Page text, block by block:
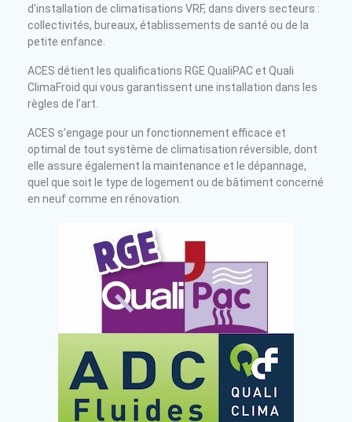
d’installation de climatisations VRF, dans divers secteurs :
collectivités, bureaux, établissements de santé ou de la
petite enfance.
ACES détient les qualifications RGE QualiPAC et Quali
ClimaFroid qui vous garantissent une installation dans les
règles de l’art.
ACES s’engage pour un fonctionnement efficace et
optimal de tout système de climatisation réversible, dont
elle assure également la maintenance et le dépannage,
quel que soit le type de logement ou de bâtiment concerné
en neuf comme en rénovation.